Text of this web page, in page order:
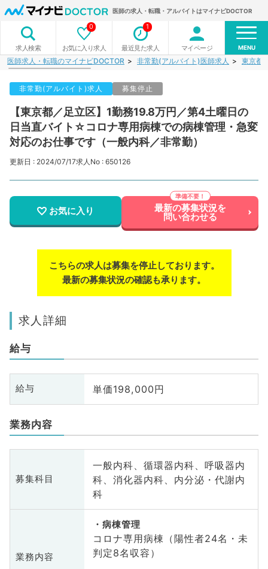
医師の求人・転職・アルバイトはマイナビDOCTOR
求人検索 お気に入り求人
0
最近見た求人
1
マイページ MENU
医師求人・転職のマイナビDOCTOR 非常勤(アルバイト)医師求人 東京都
非常勤(アルバイト)求人 募集停止
【東京都／足立区】1勤務19.8万円／第4土曜日の
日当直バイト☆コロナ専用病棟での病棟管理・急変
対応のお仕事です（一般内科／非常勤）
更新日 : 2024/07/17求人No : 650126
お気に入り 最新の募集状況を
問い合わせる
こちらの求人は募集を停止しております。
最新の募集状況の確認も承ります。
求人詳細
給与
給与 単価198,000円
業務内容
募集科目
一般内科、循環器内科、呼吸器内
科、消化器内科、内分泌・代謝内
科
業務内容
病棟管理
コロナ専用病棟（陽性者24名・未
判定8名収容）